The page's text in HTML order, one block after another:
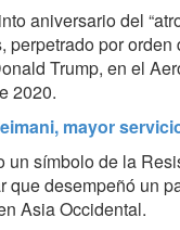
aniversario del
perpetrado por
Trump, en el
2020.
mayor
símbolo de la
que desempeñó un
Asia Occidental.